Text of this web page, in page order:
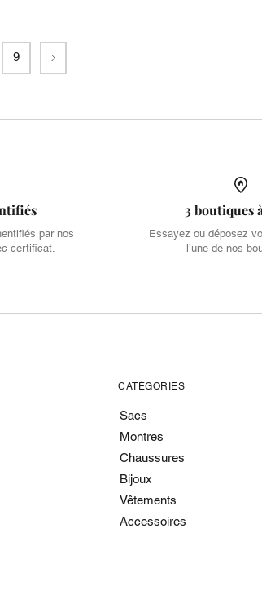
9 Suivant
par nos
certificat.
3 boutiques
Essayez ou déposez
l’une de nos
CATÉGORIES
Sacs
Montres
Chaussures
Bijoux
Vêtements
Accessoires